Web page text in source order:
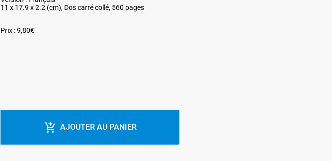
11 x 17.9 x 2.2 (cm), Dos carré collé, 560 pages
Prix : 9,80€
AJOUTER AU PANIER